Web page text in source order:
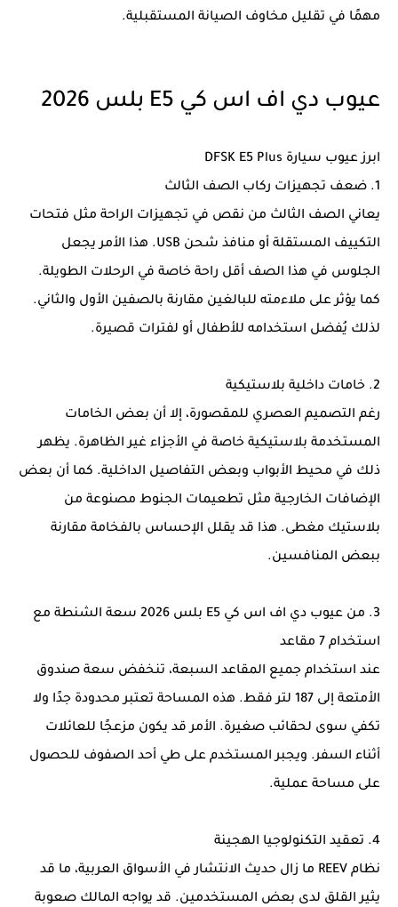
مهمًا في تقليل مخاوف الصيانة المستقبلية.
عيوب دي اف اس كي E5 بلس 2026
ابرز عيوب سيارة DFSK E5 Plus
1. ضعف تجهيزات ركاب الصف الثالث
يعاني الصف الثالث من نقص في تجهيزات الراحة مثل فتحات
التكييف المستقلة أو منافذ شحن USB. هذا الأمر يجعل
الجلوس في هذا الصف أقل راحة خاصة في الرحلات الطويلة.
كما يؤثر على ملاءمته للبالغين مقارنة بالصفين الأول والثاني.
لذلك يُفضل استخدامه للأطفال أو لفترات قصيرة.
2. خامات داخلية بلاستيكية
رغم التصميم العصري للمقصورة، إلا أن بعض الخامات
المستخدمة بلاستيكية خاصة في الأجزاء غير الظاهرة. يظهر
ذلك في محيط الأبواب وبعض التفاصيل الداخلية. كما أن بعض
الإضافات الخارجية مثل تطعيمات الجنوط مصنوعة من
بلاستيك مغطى. هذا قد يقلل الإحساس بالفخامة مقارنة
ببعض المنافسين.
3. من عيوب دي اف اس كي E5 بلس 2026 سعة الشنطة مع
استخدام 7 مقاعد
عند استخدام جميع المقاعد السبعة، تنخفض سعة صندوق
الأمتعة إلى 187 لتر فقط. هذه المساحة تعتبر محدودة جدًا ولا
تكفي سوى لحقائب صغيرة. الأمر قد يكون مزعجًا للعائلات
أثناء السفر. ويجبر المستخدم على طي أحد الصفوف للحصول
على مساحة عملية.
4. تعقيد التكنولوجيا الهجينة
نظام REEV ما زال حديث الانتشار في الأسواق العربية، ما قد
يثير القلق لدى بعض المستخدمين. قد يواجه المالك صعوبة